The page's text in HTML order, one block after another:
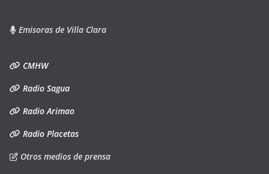
Emisoras de Villa Clara
CMHW
Radio Sagua
Radio Arimao
Radio Placetas
Otros medios de prensa